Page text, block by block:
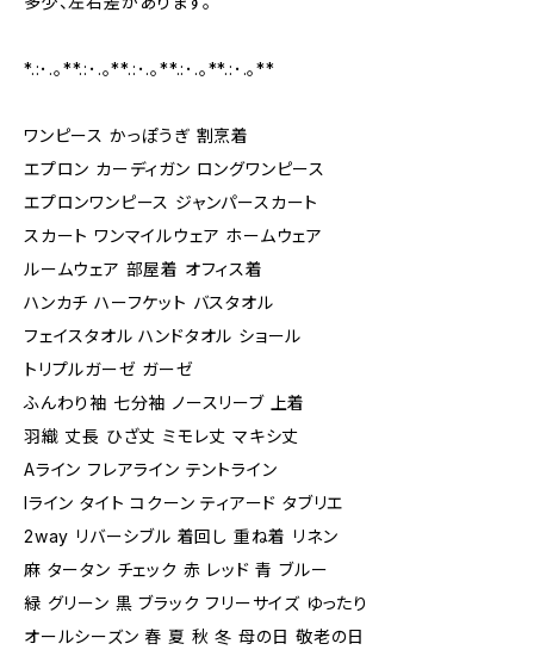
*.:･.｡**.:･.｡**.:･.｡**.:･.｡**.:･.｡**
ワンピース かっぽうぎ 割烹着
エプロン カーディガン ロングワンピース
エプロンワンピース ジャンパースカート
スカート ワンマイルウェア ホームウェア
ルームウェア 部屋着 オフィス着
ハンカチ ハーフケット バスタオル
フェイスタオル ハンドタオル ショール
トリプルガーゼ ガーゼ
ふんわり袖 七分袖 ノースリーブ 上着
羽織 丈長 ひざ丈 ミモレ丈 マキシ丈
Aライン フレアライン テントライン
Iライン タイト コクーン ティアード タブリエ
2way リバーシブル 着回し 重ね着 リネン
麻 タータン チェック 赤 レッド 青 ブルー
緑 グリーン 黒 ブラック フリーサイズ ゆったり
オールシーズン 春 夏 秋 冬 母の日 敬老の日